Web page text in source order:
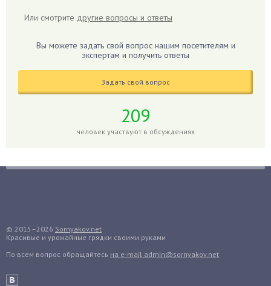
Гиацинт
Гладиолусы
Гранат
Грядки
Гуава
Или смотрите другие вопросы и ответы
Вы можете задать свой вопрос нашим посетителям и
экспертам и получить ответы
Задать свой вопрос
209
человек участвуют в обсуждениях
© 2015–2026 Sornyakov.net
Красивые и урожайные грядки своими руками
По всем вопрос обращайтесь на e-mail admin@sornyakov.net